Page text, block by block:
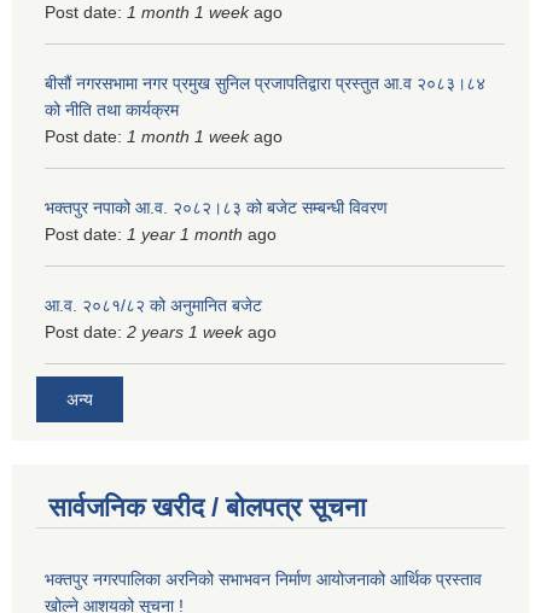
Post date: 1 month 1 weekago
बीसौं नगरसभामा नगर प्रमुख सुनिल प्रजापतिद्वारा प्रस्तुत आ.व‍ २०८३।८४
को नीति तथा कार्यक्रम
Post date: 1 month 1 weekago
भक्तपुर नपाको आ.व. २०८२।८३ को बजेट सम्बन्धी विवरण
Post date: 1 year 1 month ago
आ.व. २०८१/८२ को अनुमानित बजेट
Post date: 2 years 1 weekago
अन्य
सार्वजनिक खरीद / बोलपत्र सूचना
भक्तपुर नगरपालिका अरनिको सभाभवन निर्माण आयोजनाको आर्थिक प्रस्ताव
खोल्ने आशयको सूचना !